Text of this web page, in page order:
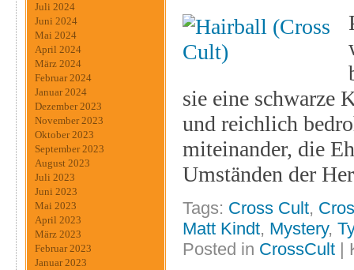
Juli 2024
Juni 2024
Mai 2024
April 2024
März 2024
Februar 2024
Januar 2024
Dezember 2023
November 2023
Oktober 2023
September 2023
August 2023
Juli 2023
Juni 2023
Mai 2023
April 2023
März 2023
Februar 2023
Januar 2023
sie eine schwarze
und reichlich
miteinander, die
Umständen der
Tags: Cross Cult,
Matt Kindt, Mystery,
Posted in CrossCult |